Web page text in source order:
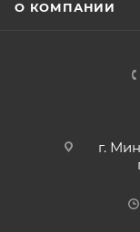
О КОМПАНИИ
г.